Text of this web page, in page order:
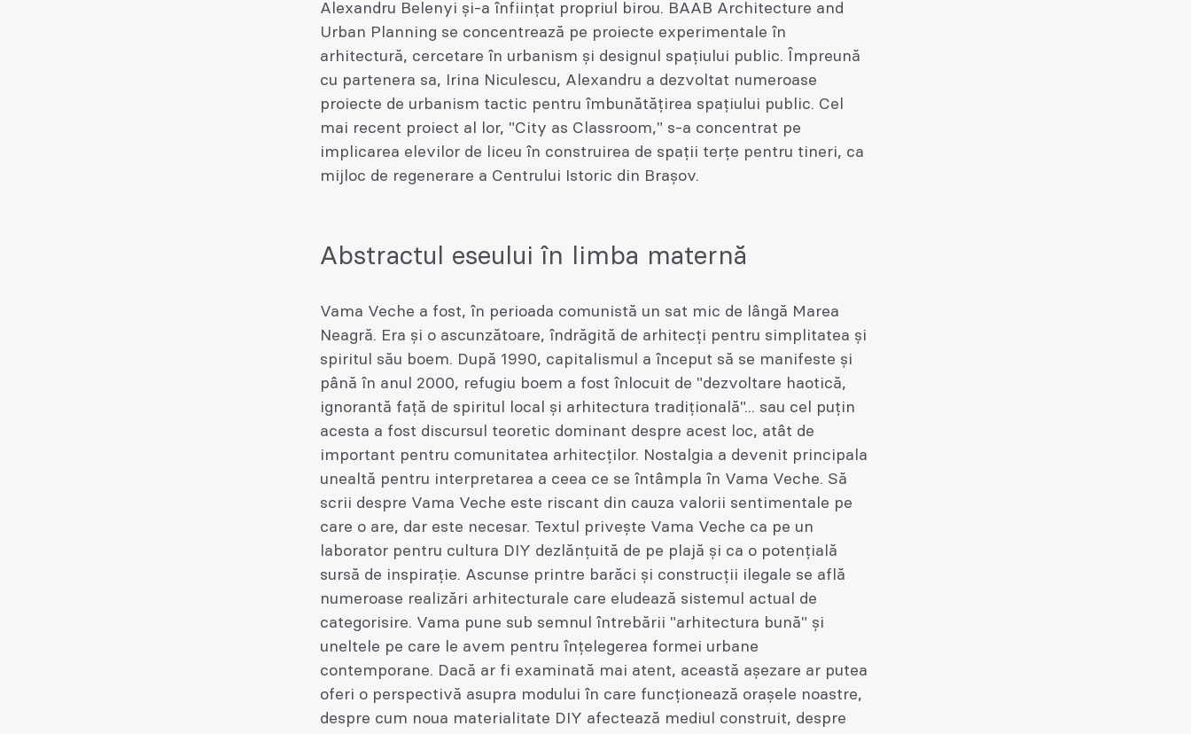
Alexandru Belenyi și-a înființat propriul birou. BAAB Architecture and
Urban Planning se concentrează pe proiecte experimentale în
arhitectură, cercetare în urbanism și designul spațiului public. Împreună
cu partenera sa, Irina Niculescu, Alexandru a dezvoltat numeroase
proiecte de urbanism tactic pentru îmbunătățirea spațiului public. Cel
mai recent proiect al lor, "City as Classroom," s-a concentrat pe
implicarea elevilor de liceu în construirea de spații terțe pentru tineri, ca
mijloc de regenerare a Centrului Istoric din Brașov.
Abstractul eseului în limba maternă
Vama Veche a fost, în perioada comunistă un sat mic de lângă Marea
Neagră. Era și o ascunzătoare, îndrăgită de arhitecți pentru simplitatea și
spiritul său boem. După 1990, capitalismul a început să se manifeste și
până în anul 2000, refugiu boem a fost înlocuit de "dezvoltare haotică,
ignorantă față de spiritul local și arhitectura tradițională"... sau cel puțin
acesta a fost discursul teoretic dominant despre acest loc, atât de
important pentru comunitatea arhitecților. Nostalgia a devenit principala
unealtă pentru interpretarea a ceea ce se întâmpla în Vama Veche. Să
scrii despre Vama Veche este riscant din cauza valorii sentimentale pe
care o are, dar este necesar. Textul privește Vama Veche ca pe un
laborator pentru cultura DIY dezlănțuită de pe plajă și ca o potențială
sursă de inspirație. Ascunse printre barăci și construcții ilegale se află
numeroase realizări arhitecturale care eludează sistemul actual de
categorisire. Vama pune sub semnul întrebării "arhitectura bună" și
uneltele pe care le avem pentru înțelegerea formei urbane
contemporane. Dacă ar fi examinată mai atent, această așezare ar putea
oferi o perspectivă asupra modului în care funcționează orașele noastre,
despre cum noua materialitate DIY afectează mediul construit, despre